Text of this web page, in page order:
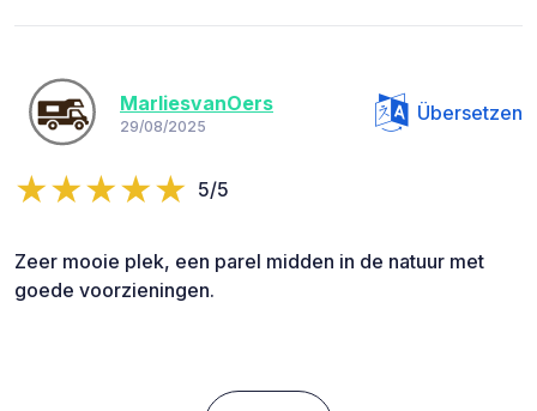
MarliesvanOers
29/08/2025
Übersetzen
5/5
Zeer mooie plek, een parel midden in de natuur met
goede voorzieningen.